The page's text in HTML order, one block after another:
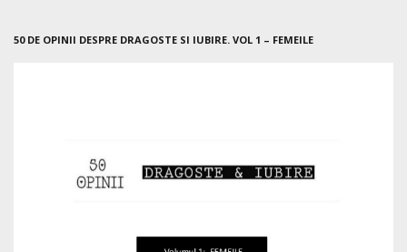
50 DE OPINII DESPRE DRAGOSTE SI IUBIRE. VOL 1 – FEMEILE